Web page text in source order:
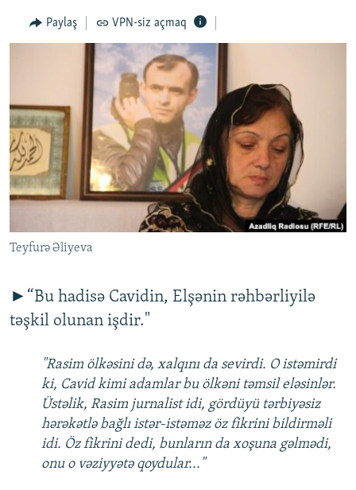
ARAŞDIRMA
FOTOQALEREYA
İNFOQRAFIKA
KARIKATURA
OXU ZALI
AZƏRBAYCAN ƏDƏBIYYATI KITABXANASI
İSLAM VƏ DEMOKRATIYA
İZ - MƏDƏNIYYƏT PROQRAMI
HAQQIMIZDA
MISSIYAMIZ
PEŞƏ ETIKASI VƏ JURNALISTIKA STANDARTLARIMIZ
MATERIALLARIMIZDAN ISTIFADƏ
AZADLIQRADIOSU MOBIL TELEFONUNUZDA
BIZIMLƏ ƏLAQƏ
BIZI IZLƏ
RFE/RL-in bütün saytları
Paylaş VPN-siz açmaq
Teyfurə Əliyeva
►“Bu hadisə Cavidin, Elşənin rəhbərliyilə
təşkil olunan işdir."
"Rasim ölkəsini də, xalqını da sevirdi. O istəmirdi
ki, Cavid kimi adamlar bu ölkəni təmsil eləsinlər.
Üstəlik, Rasim jurnalist idi, gördüyü tərbiyəsiz
hərəkətlə bağlı istər-istəməz öz fikrini bildirməli
idi. Öz fikrini dedi, bunların da xoşuna gəlmədi,
onu o vəziyyətə qoydular..."